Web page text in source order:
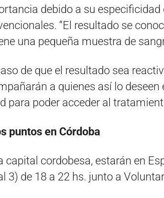
debido a su
“El resultado se
una pequeña muestra de
de que el resultado sea
a quienes así lo
para poder acceder al
puntos en Córdoba
capital cordobesa, estarán en
3) de 18 a 22 hs. junto a